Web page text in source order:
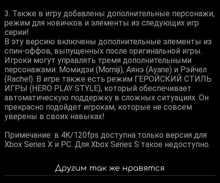
3. Также в игру добавлены дополнительные персонажи,
режим для новичков и элементы из следующих игр
серии!
В эту версию включены дополнительные элементы из
спин-оффов, выпущенных после оригинальной игры.
Игроки могут управлять тремя дополнительными
персонажами: Момидзи (Momiji), Аянэ (Ayane) и Рэйчел
(Rachel). В игре также есть режим ГЕРОЙСКИЙ СТИЛЬ
ИГРЫ (HERO PLAY STYLE), который обеспечивает
автоматическую поддержку в сложных ситуациях. Он
прекрасно подойдет игрокам, которые не совсем
уверены в своих навыках!
Примечание: в 4K/120fps доступна только версия для
Xbox Series X и PC. Для Xbox Series S такое недоступно.
Другим так же нравятся